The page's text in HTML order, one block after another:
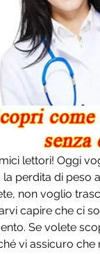
lettori! Oggi
la perdita di peso
non voglio
capire che ci
Se volete
vi assicuro che